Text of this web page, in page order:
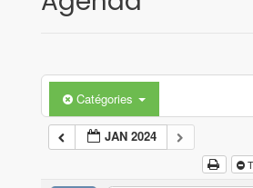
Catégories
JAN 2024